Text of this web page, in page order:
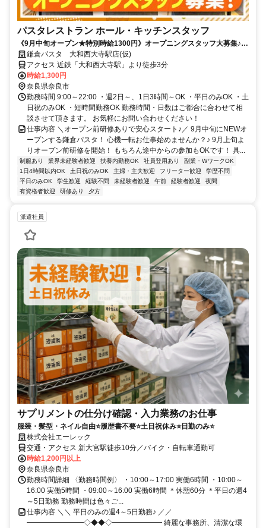
パスタレストラン ホール・キッチンスタッフ
《9月中旬オープン★特別時給1300円》オープニングスタッフ大募集♪駅
チカ！働き方は柔軟◎新しい仲間と一緒にスタートしませんか？
鎌倉パスタ 大和西大寺駅店(仮)
アクセス 近鉄「大和西大寺駅」より徒歩3分
時給1,300円
奈良県奈良市
勤務時間 9:00～22:00 ・週2日～、1日3時間～OK ・平日のみOK ・土
日祝のみOK ・短時間勤務OK 勤務時間・日数はご都合に合わせて相
談させて頂きます。 お気軽にお問い合わせください！
仕事内容 ＼オープン前研修ありで安心スタート♪／ 9月中旬にNEWオ
ープンする鎌倉パスタ！ 心機一転お仕事始めませんか？♪ 9月上旬よ
りオープン前研修を開始！ もちろん途中からの参加もOKです！ 具...
制服あり 業界未経験者歓迎 扶養内勤務OK 社員登用あり
副業・WワークOK
1日4時間以内OK
土日祝のみOK 主婦・主夫歓迎 フリーター歓迎
学歴不問
平日のみOK
学生歓迎 経験不問 未経験者歓迎 午前 経験者歓迎
夜間
有資格者歓迎
研修あり 夕方
派遣社員
サプリメントの仕分け確認・入力業務のお仕事
服装・髪型・ネイル自由⭐履歴書不要⭐土日祝休み⭐日勤のみ⭐
株式会社エーレック
交通・アクセス 新大宮駅徒歩10分／バイク・自転車通勤可
時給1,200円以上
奈良県奈良市
勤務時間詳細 〈勤務時間例〉 ・10:00～17:00 実働6時間 ・10:00～
16:00 実働5時間 ・09:00～16:00 実働6時間 ＊休憩60分 ＊平日の週4
～5日勤務 勤務時間は色々ご...
仕事内容 ＼＼ 平日のみの週4～5日勤務♪ ／／
━━━━━━━━◇◆◆◇━━━━━━━ 綺麗な事務所、清潔な環